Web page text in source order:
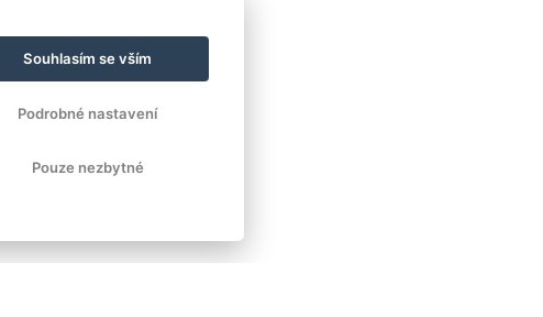
Souhlasím se vším
Podrobné nastavení
Pouze nezbytné